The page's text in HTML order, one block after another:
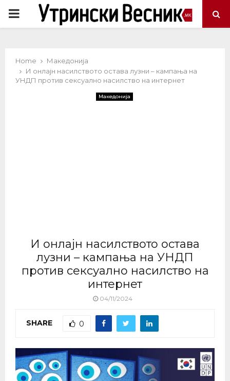
PRIMARY
Home
Македонија
И онлајн насилството остава лузни – кампања на
УНДП против сексуално насилство на интернет
Македонија
И онлајн насилството остава
лузни – кампања на УНДП
против сексуално насилство на
интернет
04/11/2024
SHARE 0